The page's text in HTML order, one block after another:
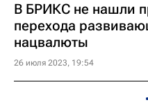
В БРИКС не нашли
перехода
нацвалюты
26 июля 2023, 19:54